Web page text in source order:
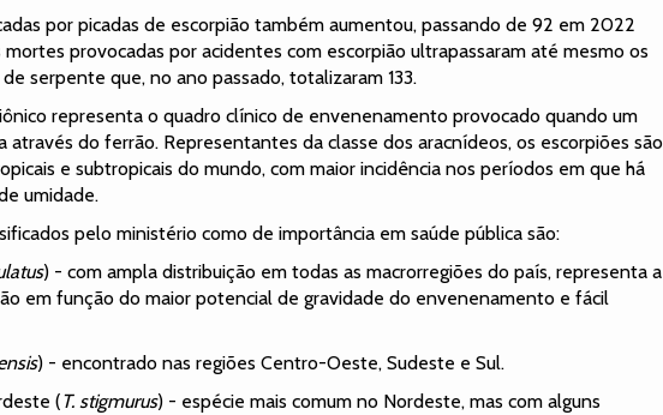
por picadas de escorpião também aumentou, passando de 92 em 2022
mortes provocadas por acidentes com escorpião ultrapassaram até mesmo os
serpente que, no ano passado, totalizaram 133.
representa o quadro clínico de envenenamento provocado quando um
através do ferrão. Representantes da classe dos aracnídeos, os escorpiões são
e subtropicais do mundo, com maior incidência nos períodos em que há
umidade.
pelo ministério como de importância em saúde pública são:
) - com ampla distribuição em todas as macrorregiões do país, representa a
em função do maior potencial de gravidade do envenenamento e fácil
) - encontrado nas regiões Centro-Oeste, Sudeste e Sul.
(T. stigmurus) - espécie mais comum no Nordeste, mas com alguns